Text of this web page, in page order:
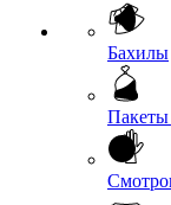
Бахилы
Пакеты